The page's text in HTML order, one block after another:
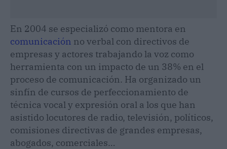
En 2004 se especializó como mentora en
comunicación no verbal con directivos de
empresas y actores trabajando la voz como
herramienta con un impacto de un 38% en el
proceso de comunicación. Ha organizado un
sinfín de cursos de perfeccionamiento de
técnica vocal y expresión oral a los que han
asistido locutores de radio, televisión, políticos,
comisiones directivas de grandes empresas,
abogados, comerciales…